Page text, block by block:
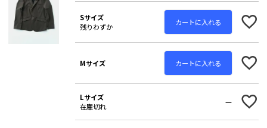
Sサイズ
残りわずか
カートに入れる
Mサイズ カートに入れる
Lサイズ
在庫切れ
—